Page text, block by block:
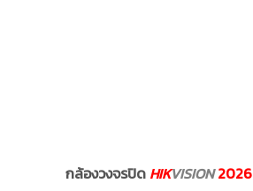
กล้องวงจรปิด HIKVISION 2026